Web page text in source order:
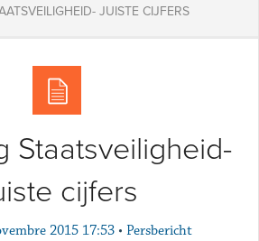
JUISTE CIJFERS
Staatsveiligheid-
cijfers
2015 17:53 • Persbericht